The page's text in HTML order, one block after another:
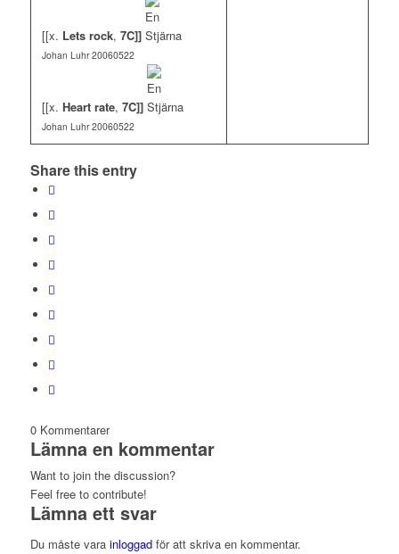
[[x. Lets rock, 7C]]
Johan Luhr 20060522
[[x. Heart rate, 7C]]
Johan Luhr 20060522
Share this entry
0 Kommentarer
Lämna en kommentar
Want to join the discussion?
Feel free to contribute!
Lämna ett svar
Du måste vara inloggadför att skriva en kommentar.